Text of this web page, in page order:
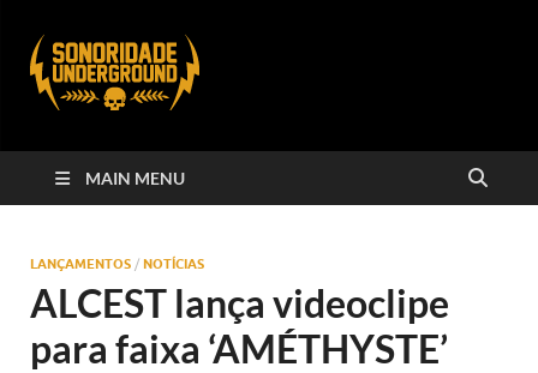
MAIN MENU
LANÇAMENTOS / NOTÍCIAS
ALCEST lança videoclipe
para faixa ‘AMÉTHYSTE’